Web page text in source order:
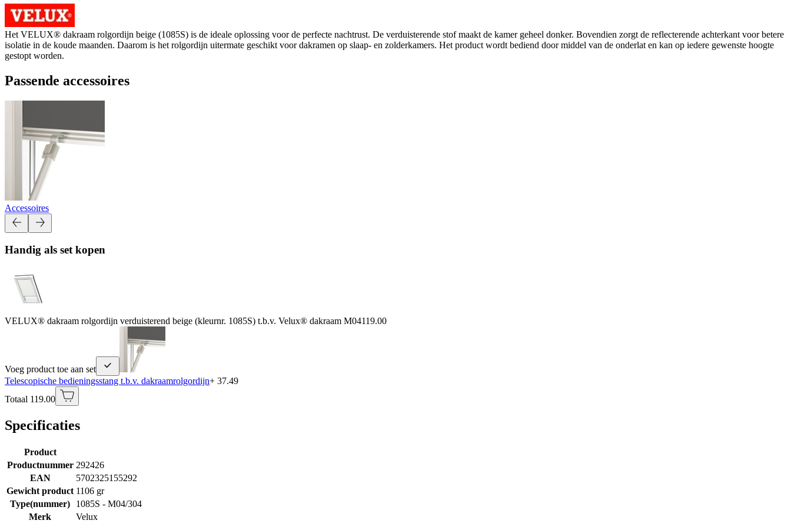
Het VELUX® dakraam rolgordijn beige (1085S) is de ideale oplossing voor de perfecte nachtrust. De verduisterende stof maakt de kamer geheel donker. Bovendien zorgt de reflecterende achterkant voor betere
isolatie in de koude maanden. Daarom is het rolgordijn uitermate geschikt voor dakramen op slaap- en zolderkamers. Het product wordt bediend door middel van de onderlat en kan op iedere gewenste hoogte
gestopt worden.
Passende accessoires
Accessoires
Handig als set kopen
VELUX® dakraam rolgordijn verduisterend beige (kleurnr. 1085S) t.b.v. Velux® dakraam M04119.00
Voeg product toe aan set
Telescopische bedieningsstang t.b.v. dakraamrolgordijn+ 37.49
Totaal 119.00
Specificaties
Product
Productnummer 292426
EAN
5702325155292
Gewicht product 1106 gr
Type(nummer)
1085S - M04/304
Merk
Velux